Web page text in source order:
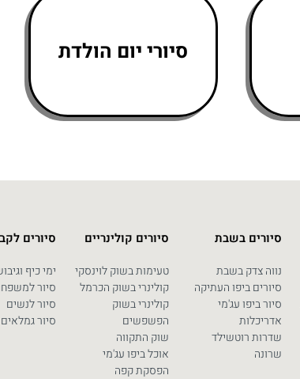
סיורי יום הולדת
סיורים בשבת
נווה צדק בשבת
סיורים ביפו העתיקה
סיור ביפו עג'מי
אדריכלות
שדרות רוטשילד
שרונה
סיורים קולינריים
טעימות בשוק לוינסקי
קולינרי בשוק הכרמל
קולינרי בשוק
הפשפשים
שוק התקווה
אוכל ביפו עג'מי
הפסקת קפה
סיורים
ימי כיף
סיור
סיור לנשים
סיור גמלאים